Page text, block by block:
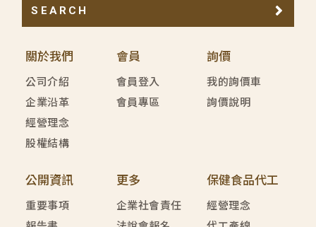
關於我們
公司介紹
企業沿革
經營理念
股權結構
會員
會員登入
會員專區
詢價
我的詢價車
詢價說明
公開資訊
重要事項
更多
企業社會責任
保健食品代工
經營理念
SEARCH